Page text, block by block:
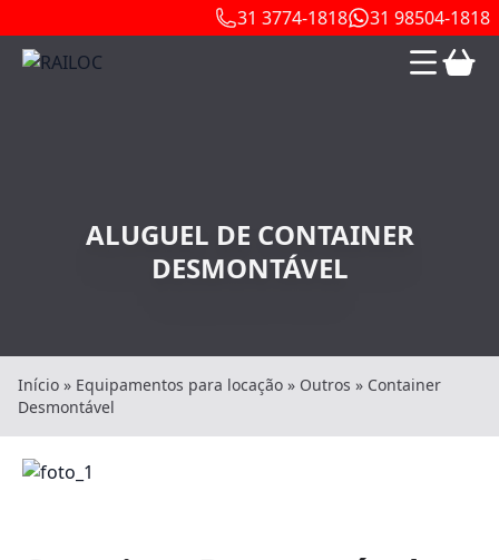
31 3774-1818 31 98504-1818
ALUGUEL DE CONTAINER
DESMONTÁVEL
Início » Equipamentos para locação » Outros » Container
Desmontável